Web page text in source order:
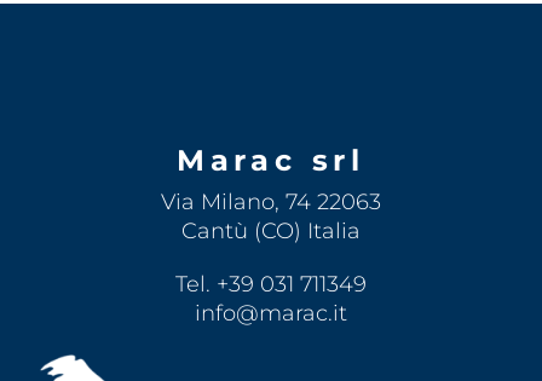
Marac srl
Via Milano, 74 22063
Cantù (CO) Italia
Tel. +39 031 711349
info@marac.it